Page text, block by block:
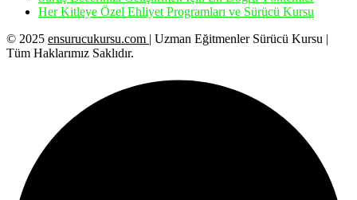
Her Kitleye Özel Ehliyet Programları ve Sürücü Kursu
© 2025 ensurucukursu.com | Uzman Eğitmenler Sürücü Kursu |
Tüm Haklarımız Saklıdır.